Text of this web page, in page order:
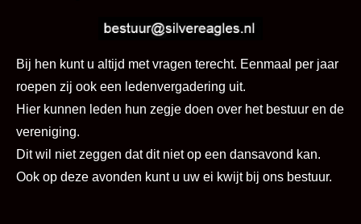
Bij hen kunt u altijd met vragen terecht. Eenmaal per jaar
roepen zij ook een ledenvergadering uit.
Hier kunnen leden hun zegje doen over het bestuur en de
vereniging.
Dit wil niet zeggen dat dit niet op een dansavond kan.
Ook op deze avonden kunt u uw ei kwijt bij ons bestuur.